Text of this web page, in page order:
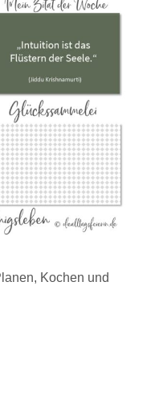
Kochen und